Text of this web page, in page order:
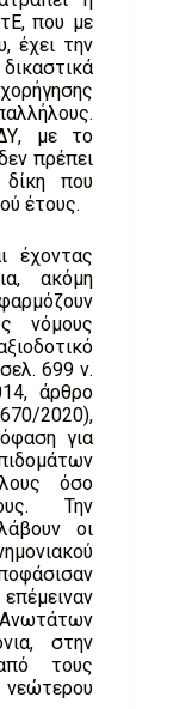
που με
έχει την
με το
πρέπει
δίκη που
έτους.
έχοντας
ακόμη
νόμους
699 ν.
άρθρο
2020),
για
όσο
Την
οι
στην
τους